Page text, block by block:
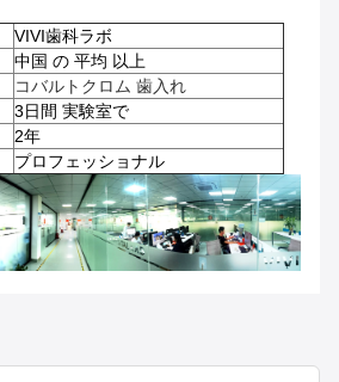
VIVI歯科ラボ
中国 の 平均 以上
コバルトクロム 歯入れ
3日間 実験室で
2年
プロフェッショナル